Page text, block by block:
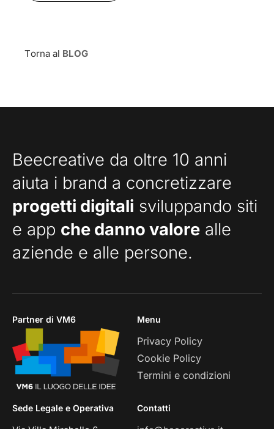
Torna al BLOG
Beecreative da oltre 10 anni
aiuta i brand a concretizzare
progetti digitali sviluppando siti
e app che danno valore alle
aziende e alle persone.
Partner di VM6 Menu
Privacy Policy
Cookie Policy
Termini e condizioni
Sede Legale e Operativa Contatti